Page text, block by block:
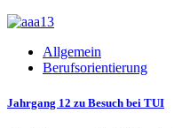
Allgemein
Berufsorientierung
Jahrgang 12 zu Besuch bei TUI